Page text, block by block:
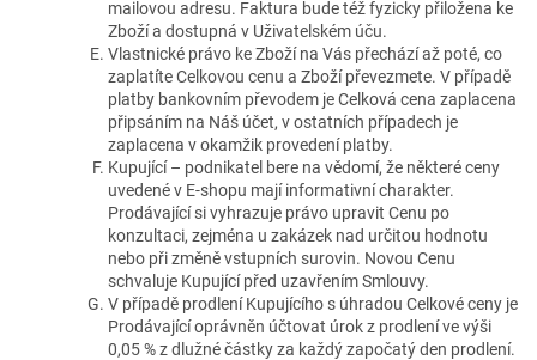
mailovou adresu. Faktura bude též fyzicky přiložena ke
Zboží a dostupná v Uživatelském úču.
Vlastnické právo ke Zboží na Vás přechází až poté, co
zaplatíte Celkovou cenu a Zboží převezmete. V případě
platby bankovním převodem je Celková cena zaplacena
připsáním na Náš účet, v ostatních případech je
zaplacena v okamžik provedení platby.
Kupující – podnikatel bere na vědomí, že některé ceny
uvedené v E-shopu mají informativní charakter.
Prodávající si vyhrazuje právo upravit Cenu po
konzultaci, zejména u zakázek nad určitou hodnotu
nebo při změně vstupních surovin. Novou Cenu
schvaluje Kupující před uzavřením Smlouvy.
V případě prodlení Kupujícího s úhradou Celkové ceny je
Prodávající oprávněn účtovat úrok z prodlení ve výši
0,05 % z dlužné částky za každý započatý den prodlení.